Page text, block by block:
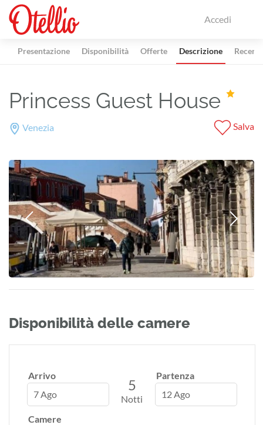
Accedi
Presentazione Disponibilità Offerte Descrizione
Princess Guest House
Venezia Salva
Disponibilità delle camere
Arrivo
7 Ago
5
Notti
Partenza
12 Ago
Camere